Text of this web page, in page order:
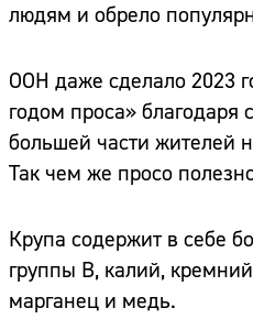
людям и обрело
ООН даже сделало 2023
годом проса» благодаря
большей части жителей
Так чем же просо
Крупа содержит в себе
группы В, калий,
марганец и медь.